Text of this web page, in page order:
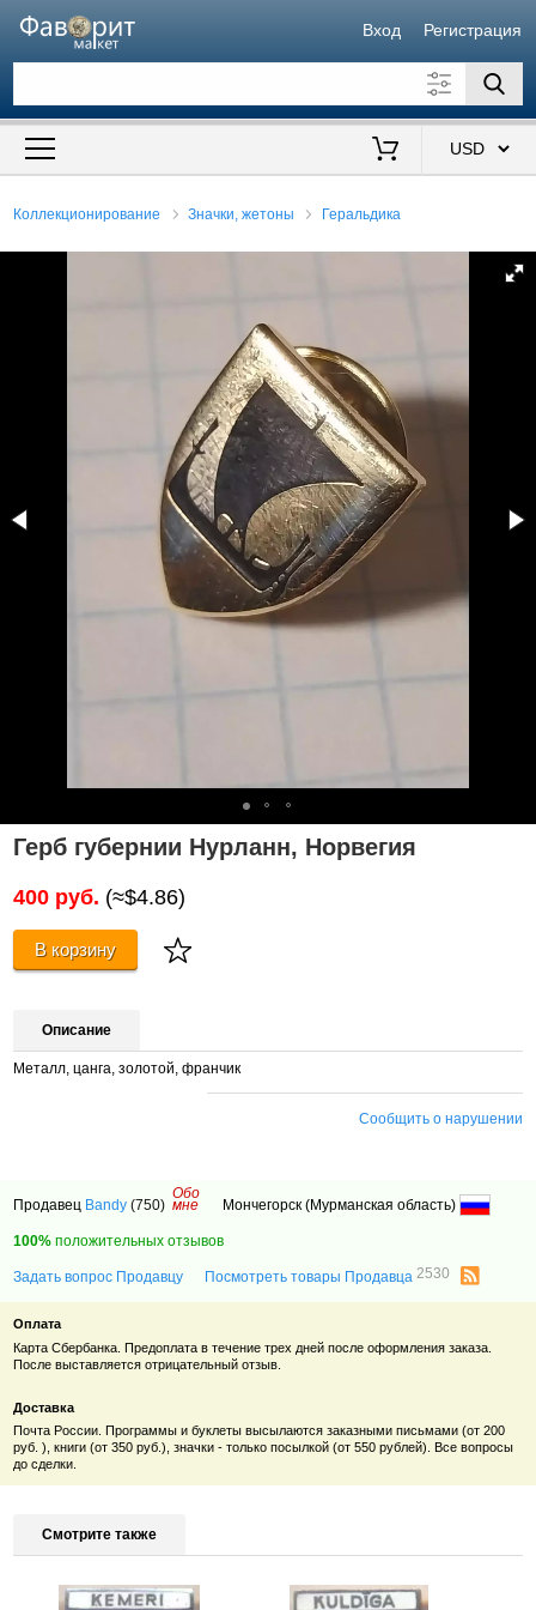
Вход Регистрация
Искать также в описании
Коллекционирование Значки, жетоны Геральдика
Герб губернии Нурланн, Норвегия
400 руб. (≈$4.86)
В корзину
Описание
Металл, цанга, золотой, франчик
Сообщить о нарушении
Продавец Bandy (750)
Обо
мне Мончегорск (Мурманская область)
100% положительных отзывов
Задать вопрос Продавцу Посмотреть товары Продавца2530
Оплата
Карта Сбербанка. Предоплатав течение трех дней после оформления заказа.
После выставляется отрицательный отзыв.
Доставка
Почта России. Программы и буклеты высылаются заказными письмами (от 200
руб. ), книги (от 350 руб.), значки - только посылкой (от 550 рублей). Все вопросы
до сделки.
Смотрите также